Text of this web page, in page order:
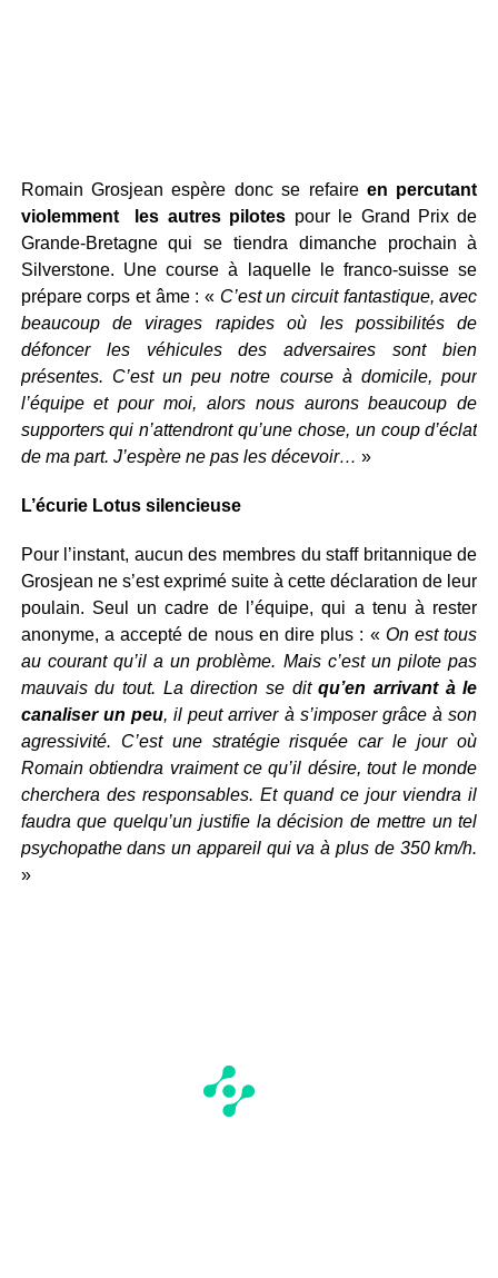
Romain Grosjean espère donc se refaire en percutant
violemment les autres pilotes pour le Grand Prix de
Grande-Bretagne qui se tiendra dimanche prochain à
Silverstone. Une course à laquelle le franco-suisse se
prépare corps et âme : « C’est un circuit fantastique, avec
beaucoup de virages rapides où les possibilités de
défoncer les véhicules des adversaires sont bien
présentes. C’est un peu notre course à domicile, pour
l’équipe et pour moi, alors nous aurons beaucoup de
supporters qui n’attendront qu’une chose, un coup d’éclat
de ma part. J’espère ne pas les décevoir… »
L’écurie Lotus silencieuse
Pour l’instant, aucun des membres du staff britannique de
Grosjean ne s’est exprimé suite à cette déclaration de leur
poulain. Seul un cadre de l’équipe, qui a tenu à rester
anonyme, a accepté de nous en dire plus : « On est tous
au courant qu’il a un problème. Mais c’est un pilote pas
mauvais du tout. La direction se ditqu’en arrivant à le
canaliser un peu, il peut arriver à s’imposer grâce à son
agressivité. C’est une stratégie risquée car le jour où
Romain obtiendra vraiment ce qu’il désire, tout le monde
cherchera des responsables. Et quand ce jour viendra il
faudra que quelqu’un justifie la décision de mettre un tel
psychopathe dans un appareil qui va à plus de 350 km/h.
»